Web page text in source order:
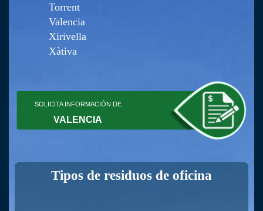
Torrent
Valencia
Xirivella
Xàtiva
SOLICITA INFORMACIÓN DE
VALENCIA
Tipos de residuos de oficina